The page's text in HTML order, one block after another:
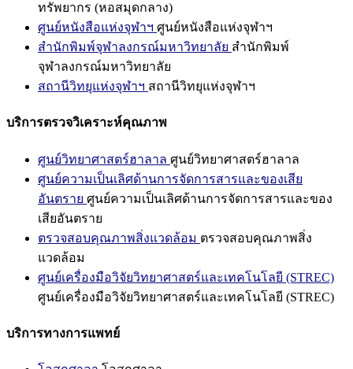
ทรัพยากร (หอสมุดกลาง)
ศูนย์หนังสือแห่งจุฬาฯ ศูนย์หนังสือแห่งจุฬาฯ
สำนักพิมพ์จุฬาลงกรณ์มหาวิทยาลัย สำนักพิมพ์
จุฬาลงกรณ์มหาวิทยาลัย
สถานีวิทยุแห่งจุฬาฯ สถานีวิทยุแห่งจุฬาฯ
บริการตรวจวิเคราะห์คุณภาพ
ศูนย์วิทยาศาสตร์ฮาลาล ศูนย์วิทยาศาสตร์ฮาลาล
ศูนย์ความเป็นเลิศด้านการจัดการสารและของเสีย
อันตราย ศูนย์ความเป็นเลิศด้านการจัดการสารและของ
เสียอันตราย
ตรวจสอบคุณภาพสิ่งแวดล้อม ตรวจสอบคุณภาพสิ่ง
แวดล้อม
ศูนย์เครื่องมือวิจัยวิทยาศาสตร์และเทคโนโลยี (STREC)
ศูนย์เครื่องมือวิจัยวิทยาศาสตร์และเทคโนโลยี (STREC)
บริการทางการแพทย์